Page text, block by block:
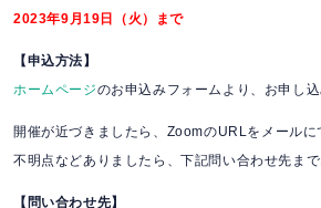
2023年9月19日（火）まで
【申込方法】
ホームページのお申込みフォームより、お申し込
開催が近づきましたら、ZoomのURLをメールに
不明点などありましたら、下記問い合わせ先まで
【問い合わせ先】